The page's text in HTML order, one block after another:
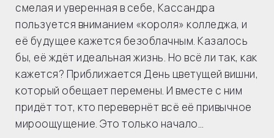
смелая и уверенная в себе, Кассандра
пользуется вниманием «короля» колледжа, и
её будущее кажется безоблачным. Казалось
бы, её ждёт идеальная жизнь. Но всё ли так, как
кажется? Приближается День цветущей вишни,
который обещает перемены. И вместе с ним
придёт тот, кто перевернёт всё её привычное
мироощущение. Это только начало…